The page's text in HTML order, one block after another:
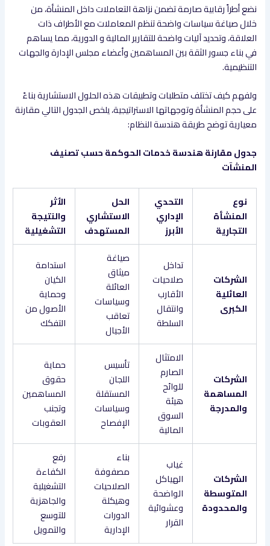
نضع أطراً رقابية صارمة تضمن نزاهة التعاملات داخل المنشأة، من
خلال صياغة سياسات واضحة تنظم المعاملات مع الأطراف ذات
العلاقة، وتحديد آليات واضحة للتقارير المالية و الدورية، مما يساهم
في بناء جسور الثقة بين المساهمين وأعضاء مجلس الإدارة والجهات
التنظيمية.
ولفهم كيف تختلف متطلبات وتطبيقات هذه الحلول الاستشارية بناءً
على حجم المنشأة وتوجهاتها الاستراتيجية، يلخص الجدول التالي مقارنة
معيارية توضح طريقة هندسة النظام:
جدول مقارنة هندسة خدمات الحوكمة حسب تصنيف
المنشآت
نوع
المنشأة
التجارية
التحدي
الإداري
الأبرز
الحل
الاستشاري
المستهدف
الأثر
والنتيجة
التشغيلية
الشركات
العائلية
الكبرى
تداخل
صلاحيات
الأقارب
وانتقال
السلطة
صياغة
ميثاق
العائلة
وسياسات
تعاقب
الأجيال
استدامة
الكيان
وحماية
الأصول من
التفكك
الشركات
المساهمة
والمدرجة
الامتثال
الصارم
للوائح
هيئة
السوق
المالية
تأسيس
اللجان
المستقلة
وسياسات
الإفصاح
حماية
حقوق
المساهمين
وتجنب
العقوبات
الشركات
المتوسطة
والمحدودة
غياب
الهياكل
الواضحة
وعشوائية
القرار
بناء
مصفوفة
الصلاحيات
وهيكلة
الدورات
الإدارية
رفع
الكفاءة
التشغيلية
والجاهزية
للتوسع
والتمويل